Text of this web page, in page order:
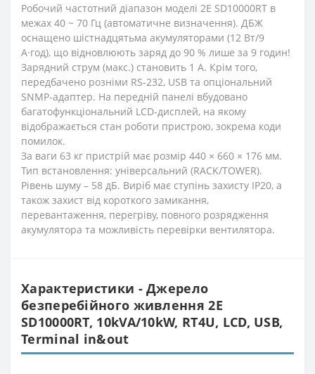
Робочий частотний діапазон моделі 2E SD10000RT в
межах 40 ~ 70 Гц (автоматичне визначення). ДБЖ
оснащено шістнадцятьма акумуляторами (12 Bт/9
А·год), що відновлюють заряд до 90 % лише за 9 годин!
Зарядний струм (макс.) становить 1 А. Крім того,
передбачено розніми RS-232, USB та опціональний
SNMP-адаптер. На передній панелі вбудовано
багатофункціональний LCD-дисплей, на якому
відображається стан роботи пристрою, зокрема коди
помилок.
За ваги 63 кг пристрій має розмір 440 × 660 × 176 мм.
Тип встановлення: універсальний (RACK/TOWER).
Рівень шуму – 58 дБ. Виріб має ступінь захисту IP20, а
також захист від короткого замикання,
перевантаження, перегріву, повного розрядження
акумулятора та можливість перевірки вентилятора.
Характеристики - Джерело
безперебійного живлення 2E
SD10000RT, 10kVA/10kW, RT4U, LCD, USB,
Terminal in&out